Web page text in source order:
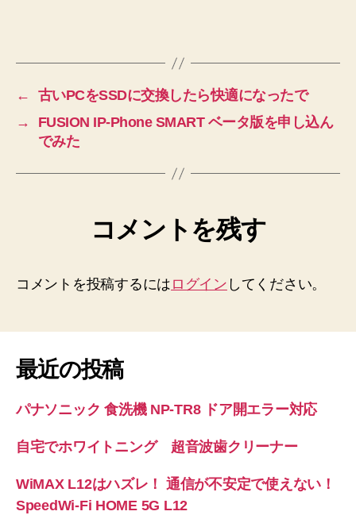
←
古いPCをSSDに交換したら快適になったで
→
FUSION IP-Phone SMART ベータ版を申し込ん
でみた
コメントを残す
コメントを投稿するには ログイン してください。
最近の投稿
パナソニック 食洗機 NP-TR8 ドア開エラー対応
自宅でホワイトニング 超音波歯クリーナー
WiMAX L12はハズレ！ 通信が不安定で使えない！
SpeedWi-Fi HOME 5G L12